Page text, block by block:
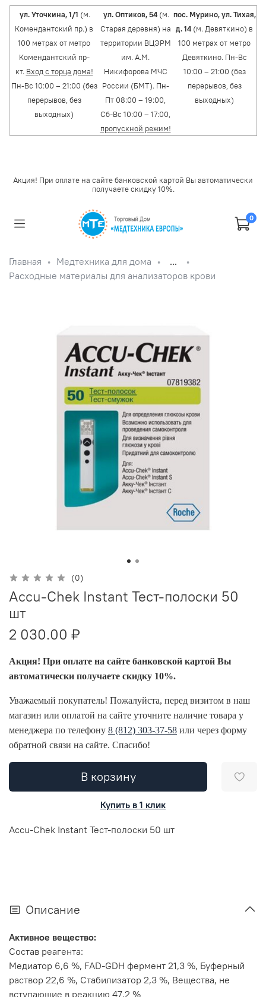
ул. Уточкина, 1/1 (м.
Комендантский пр.) в
100 метрах от метро
Комендантский пр-
кт. Вход с торца дома!
Пн-Вс 10:00 – 21:00 (без
перерывов, без
выходных)
ул. Оптиков, 54 (м.
Старая деревня) на
территории ВЦЭРМ
им. А.М.
Никифорова МЧС
России (БМТ). Пн-
Пт 08:00 – 19:00,
Сб-Вс 10:00 – 17:00,
пропускной режим!
пос. Мурино, ул. Тихая,
д. 14 (м. Девяткино) в
100 метрах от метро
Девяткино. Пн-Вс
10:00 – 21:00 (без
перерывов, без
выходных)
Акция! При оплате на сайте банковской картой Вы автоматически
получаете скидку 10%.
0
Главная Медтехника для дома
...
Расходные материалы для анализаторов крови
(0)
Accu-Chek Instant Тест-полоски 50
шт
2 030.00 ₽
Акция! При оплате на сайте банковской картой Вы
автоматически получаете скидку 10%.
Уважаемый покупатель! Пожалуйста, перед визитом в наш
магазин или оплатой на сайте уточните наличие товара у
менеджера по телефону 8 (812) 303-37-58 или через форму
обратной связи на сайте. Спасибо!
В корзину
Купить в 1 клик
Accu-Chek Instant Тест-полоски 50 шт
Описание
Активное вещество:
Состав реагента:
Медиатор 6,6 %, FAD-GDH фермент 21,3 %, Буферный
раствор 22,6 %, Стабилизатор 2,3 %, Вещества, не
вступающие в реакцию 47,2 %